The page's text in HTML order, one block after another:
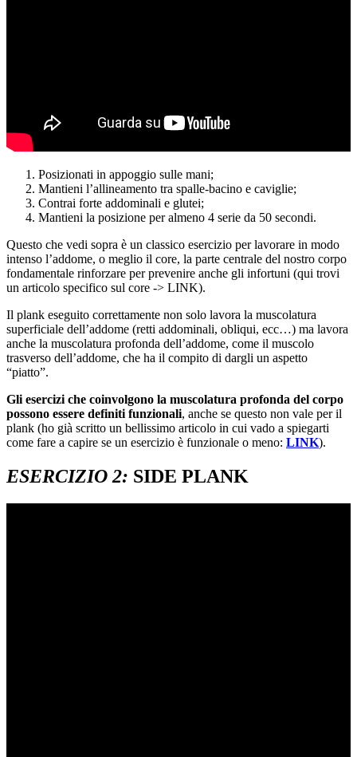
Posizionati in appoggio sulle mani;
Mantieni l’allineamento tra spalle-bacino e caviglie;
Contrai forte addominali e glutei;
Mantieni la posizione per almeno 4 serie da 50 secondi.
Questo che vedi sopra è un classico esercizio per lavorare in modo
intenso l’addome, o meglio il core, la parte centrale del nostro corpo
fondamentale rinforzare per prevenire anche gli infortuni (qui trovi
un articolo specifico sul core -> LINK).
Il plank eseguito correttamente non solo lavora la muscolatura
superficiale dell’addome (retti addominali, obliqui, ecc…) ma lavora
anche la muscolatura profonda dell’addome, come il muscolo
trasverso dell’addome, che ha il compito di dargli un aspetto
“piatto”.
Gli esercizi che coinvolgono la muscolatura profonda del corpo
possono essere definiti funzionali, anche se questo non vale per il
plank (ho già scritto un bellissimo articolo in cui vado a spiegarti
come fare a capire se un esercizio è funzionale o meno: LINK).
ESERCIZIO 2: SIDE PLANK